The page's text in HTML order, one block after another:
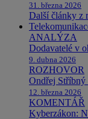
31. března 2026
Další články z
ANALÝZA
Dodavatelé v
9. dubna 2026
ROZHOVOR
Ondřej Stříbný
12. března 2026
KOMENTÁŘ
Kyberzákon: